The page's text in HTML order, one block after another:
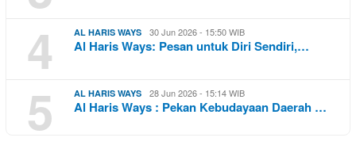
4
AL HARIS WAYS 30 Jun 2026 - 15:50 WIB
Al Haris Ways: Pesan untuk Diri Sendiri,…
5 AL HARIS WAYS 28 Jun 2026 - 15:14 WIB
Al Haris Ways : Pekan Kebudayaan Daerah …